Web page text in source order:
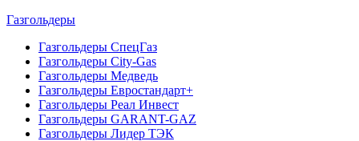
Газгольдеры
Газгольдеры СпецГаз
Газгольдеры City-Gas
Газгольдеры Медведь
Газгольдеры Евростандарт+
Газгольдеры Реал Инвест
Газгольдеры GARANT-GAZ
Газгольдеры Лидер ТЭК